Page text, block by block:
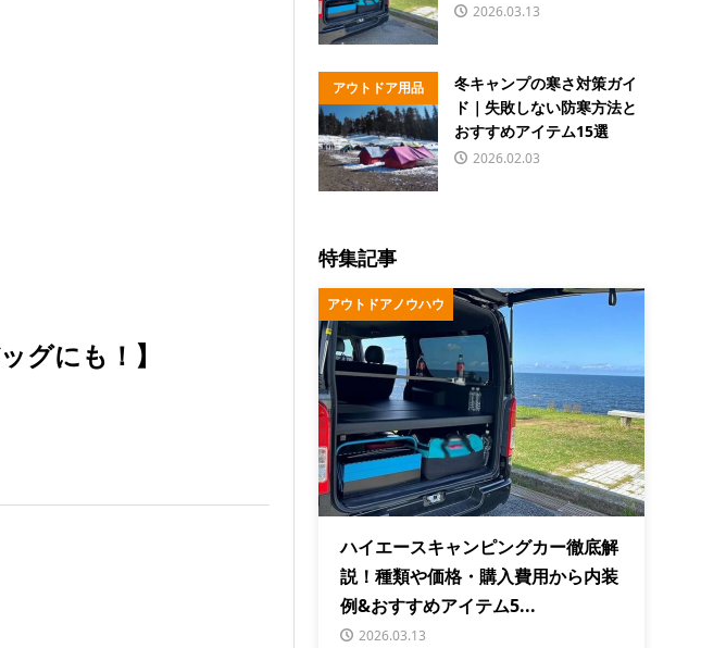
グにも！】
2026.03.13
アウトドア用品
冬キャンプの寒さ対策ガイ
ド｜失敗しない防寒方法と
おすすめアイテム15選
2026.02.03
特集記事
アウトドアノウハウ
ハイエースキャンピングカー徹底解
説！種類や価格・購入費用から内装
例&おすすめアイテム5...
2026.03.13